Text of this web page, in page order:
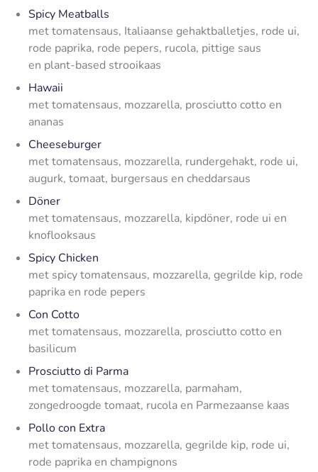
Spicy Meatballs
met tomatensaus, Italiaanse gehaktballetjes, rode ui,
rode paprika, rode pepers, rucola, pittige saus
en plant-based strooikaas
Hawaii
met tomatensaus, mozzarella, prosciutto cotto en
ananas
Cheeseburger
met tomatensaus, mozzarella, rundergehakt, rode ui,
augurk, tomaat, burgersaus en cheddarsaus
Döner
met tomatensaus, mozzarella, kipdöner, rode ui en
knoflooksaus
Spicy Chicken
met spicy tomatensaus, mozzarella, gegrilde kip, rode
paprika en rode pepers
Con Cotto
met tomatensaus, mozzarella, prosciutto cotto en
basilicum
Prosciutto di Parma
met tomatensaus, mozzarella, parmaham,
zongedroogde tomaat, rucola en Parmezaanse kaas
Pollo con Extra
met tomatensaus, mozzarella, gegrilde kip, rode ui,
rode paprika en champignons